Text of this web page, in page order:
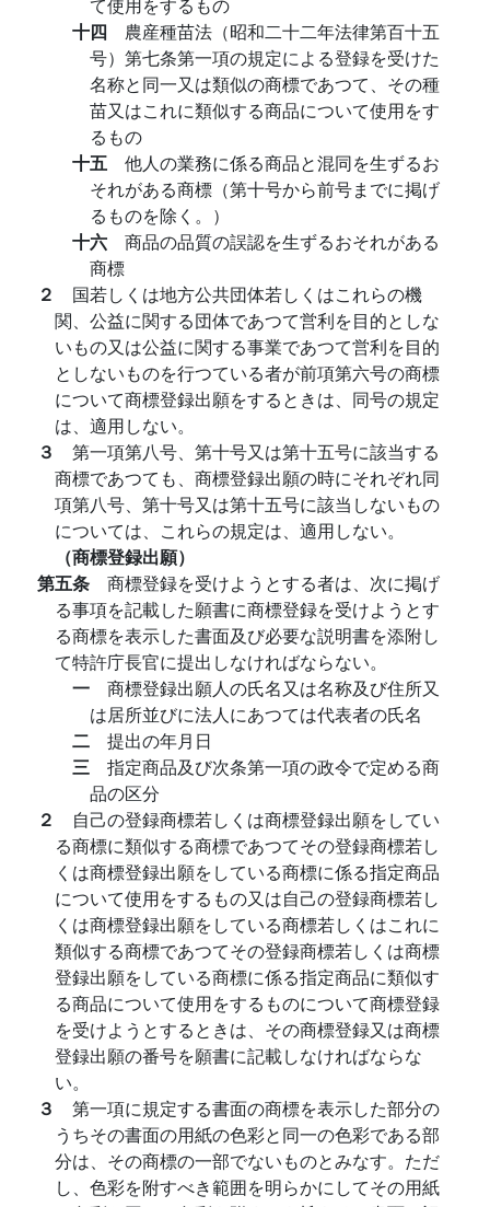
十四 農産種苗法（昭和二十二年法律第百十五
号）第七条第一項の規定による登録を受けた
名称と同一又は類似の商標であつて、その種
苗又はこれに類似する商品について使用をす
るもの
十五 他人の業務に係る商品と混同を生ずるお
それがある商標（第十号から前号までに掲げ
るものを除く。）
十六 商品の品質の誤認を生ずるおそれがある
商標
２ 国若しくは地方公共団体若しくはこれらの機
関、公益に関する団体であつて営利を目的としな
いもの又は公益に関する事業であつて営利を目的
としないものを行つている者が前項第六号の商標
について商標登録出願をするときは、同号の規定
は、適用しない。
３ 第一項第八号、第十号又は第十五号に該当する
商標であつても、商標登録出願の時にそれぞれ同
項第八号、第十号又は第十五号に該当しないもの
については、これらの規定は、適用しない。
（商標登録出願）
第五条 商標登録を受けようとする者は、次に掲げ
る事項を記載した願書に商標登録を受けようとす
る商標を表示した書面及び必要な説明書を添附し
て特許庁長官に提出しなければならない。
一 商標登録出願人の氏名又は名称及び住所又
は居所並びに法人にあつては代表者の氏名
二 提出の年月日
三 指定商品及び次条第一項の政令で定める商
品の区分
２ 自己の登録商標若しくは商標登録出願をしてい
る商標に類似する商標であつてその登録商標若し
くは商標登録出願をしている商標に係る指定商品
について使用をするもの又は自己の登録商標若し
くは商標登録出願をしている商標若しくはこれに
類似する商標であつてその登録商標若しくは商標
登録出願をしている商標に係る指定商品に類似す
る商品について使用をするものについて商標登録
を受けようとするときは、その商標登録又は商標
登録出願の番号を願書に記載しなければならな
い。
３ 第一項に規定する書面の商標を表示した部分の
うちその書面の用紙の色彩と同一の色彩である部
分は、その商標の一部でないものとみなす。ただ
し、色彩を附すべき範囲を明らかにしてその用紙